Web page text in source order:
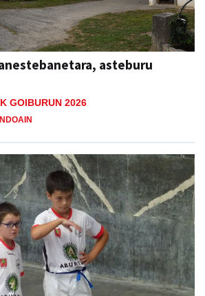
asteburu
GOIBURUN 2026